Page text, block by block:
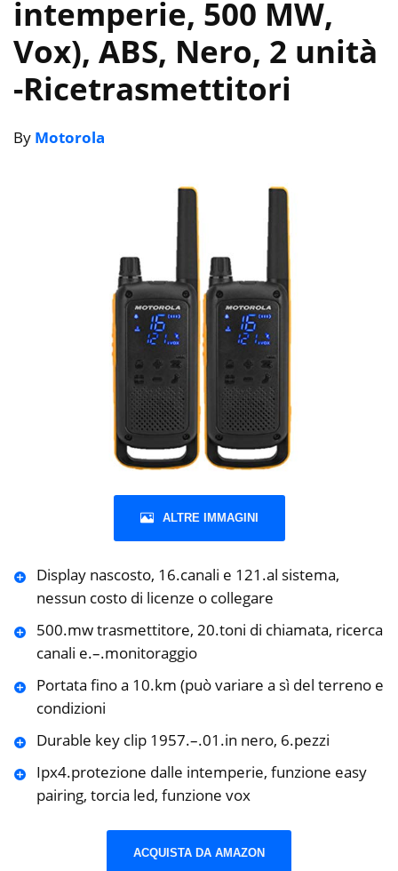
intemperie, 500 MW,
Vox), ABS, Nero, 2 unità
-Ricetrasmettitori
By Motorola
ALTRE IMMAGINI
Display nascosto, 16.canali e 121.al sistema,
nessun costo di licenze o collegare
500.mw trasmettitore, 20.toni di chiamata, ricerca
canali e.–.monitoraggio
Portata fino a 10.km (può variare a sì del terreno e
condizioni
Durable key clip 1957.–.01.in nero, 6.pezzi
Ipx4.protezione dalle intemperie, funzione easy
pairing, torcia led, funzione vox
ACQUISTA DA AMAZON